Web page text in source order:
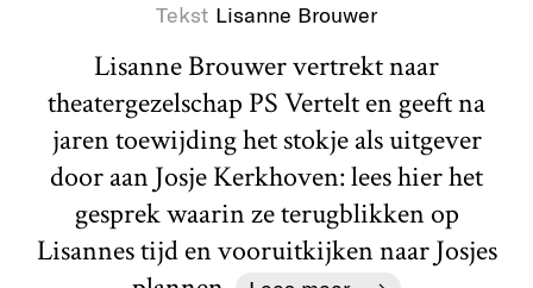
Tekst Lisanne Brouwer
Lisanne Brouwer vertrekt naar
theatergezelschap PS Vertelt en geeft na
jaren toewijding het stokje als uitgever
door aan Josje Kerkhoven: lees hier het
gesprek waarin ze terugblikken op
Lisannes tijd en vooruitkijken naar Josjes